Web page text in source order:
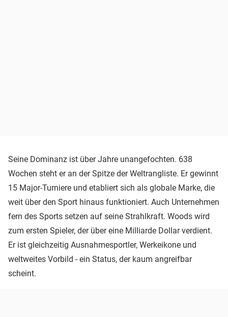
Seine Dominanz ist über Jahre unangefochten. 638
Wochen steht er an der Spitze der Weltrangliste. Er gewinnt
15 Major-Turniere und etabliert sich als globale Marke, die
weit über den Sport hinaus funktioniert. Auch Unternehmen
fern des Sports setzen auf seine Strahlkraft. Woods wird
zum ersten Spieler, der über eine Milliarde Dollar verdient.
Er ist gleichzeitig Ausnahmesportler, Werkeikone und
weltweites Vorbild - ein Status, der kaum angreifbar
scheint.